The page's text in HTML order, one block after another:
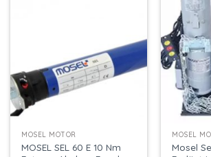
MOSEL MOTOR
MOSEL SEL 60 E 10 Nm
MOSEL
Mosel